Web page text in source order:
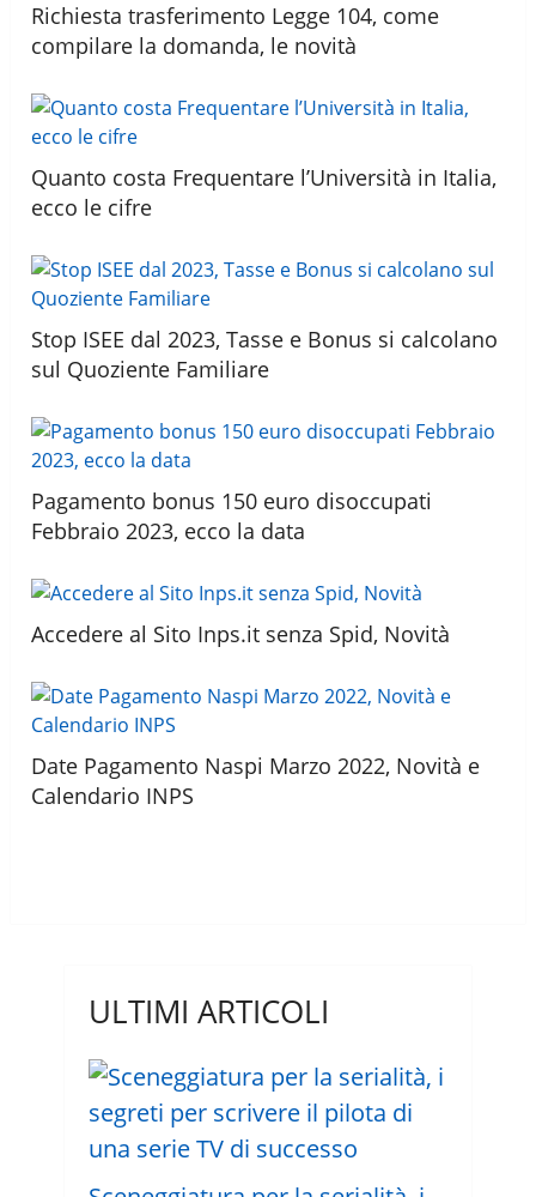
Richiesta trasferimento Legge 104, come
compilare la domanda, le novità
Quanto costa Frequentare l’Università in Italia,
ecco le cifre
Stop ISEE dal 2023, Tasse e Bonus si calcolano
sul Quoziente Familiare
Pagamento bonus 150 euro disoccupati
Febbraio 2023, ecco la data
Accedere al Sito Inps.it senza Spid, Novità
Date Pagamento Naspi Marzo 2022, Novità e
Calendario INPS
ULTIMI ARTICOLI